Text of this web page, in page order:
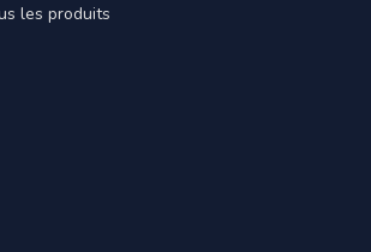
les produits